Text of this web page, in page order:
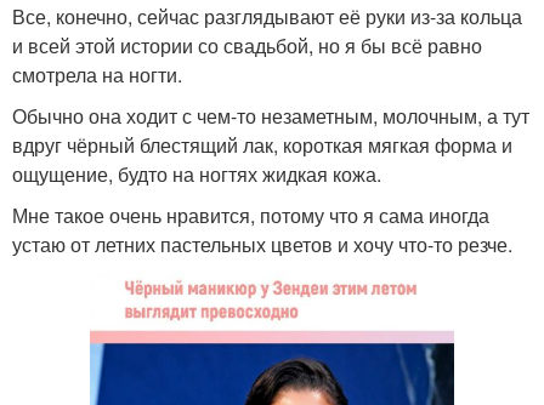
Все, конечно, сейчас разглядывают её руки из-за кольца
и всей этой истории со свадьбой, но я бы всё равно
смотрела на ногти.
Обычно она ходит с чем-то незаметным, молочным, а тут
вдруг чёрный блестящий лак, короткая мягкая форма и
ощущение, будто на ногтях жидкая кожа.
Мне такое очень нравится, потому что я сама иногда
устаю от летних пастельных цветов и хочу что-то резче.